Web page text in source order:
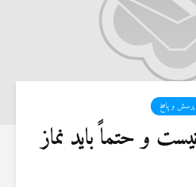
پرسش و پاسخ
و حتماً باید نماز